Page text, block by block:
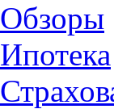
Обзоры
Ипотека